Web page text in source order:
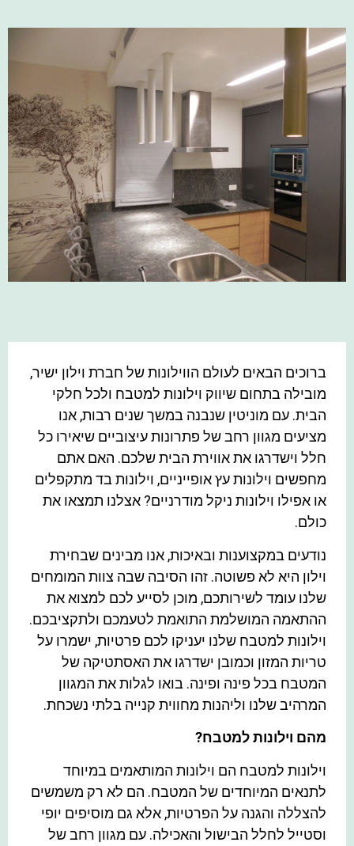
ברוכים הבאים לעולם הווילונות של חברת וילון ישיר,
מובילה בתחום שיווק וילונות למטבח ולכל חלקי
הבית. עם מוניטין שנבנה במשך שנים רבות, אנו
מציעים מגוון רחב של פתרונות עיצוביים שיאירו כל
חלל וישדרגו את אווירת הבית שלכם. האם אתם
מחפשים וילונות עץ אופייניים, וילונות בד מתקפלים
או אפילו וילונות ניקל מודרניים? אצלנו תמצאו את
כולם.
נודעים במקצוענות ובאיכות, אנו מבינים שבחירת
וילון היא לא פשוטה. זהו הסיבה שבה צוות המומחים
שלנו עומד לשירותכם, מוכן לסייע לכם למצוא את
ההתאמה המושלמת התואמת לטעמכם ולתקציבכם.
וילונות למטבח שלנו יעניקו לכם פרטיות, ישמרו על
טריות המזון וכמובן ישדרגו את האסתטיקה של
המטבח בכל פינה ופינה. בואו לגלות את המגוון
המרהיב שלנו וליהנות מחווית קנייה בלתי נשכחת.
מהם וילונות למטבח?
וילונות למטבח הם וילונות המותאמים במיוחד
לתנאים המיוחדים של המטבח. הם לא רק משמשים
להצללה והגנה על הפרטיות, אלא גם מוסיפים יופי
וסטייל לחלל הבישול והאכילה. עם מגוון רחב של